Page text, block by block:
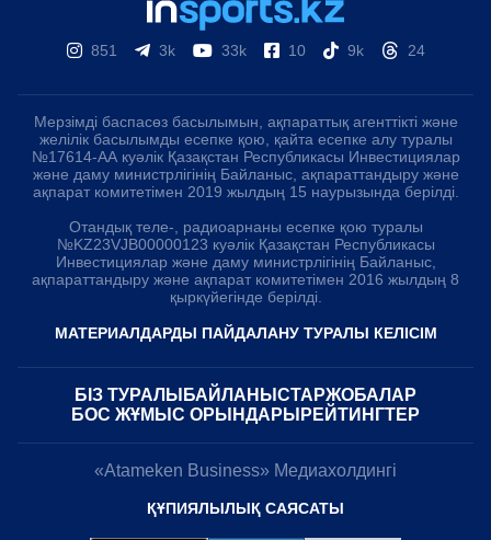
851 3k 33k 10 9k 24
Мерзімді баспасөз басылымын, ақпараттық агенттікті және
желілік басылымды есепке қою, қайта есепке алу туралы
№17614-АА куәлік Қазақстан Республикасы Инвестициялар
және даму министрлігінің Байланыс, ақпараттандыру және
ақпарат комитетімен 2019 жылдың 15 наурызында берілді.
Отандық теле-, радиоарнаны есепке қою туралы
№KZ23VJB00000123 куәлік Қазақстан Республикасы
Инвестициялар және даму министрлігінің Байланыс,
ақпараттандыру және ақпарат комитетімен 2016 жылдың 8
қыркүйегінде берілді.
МАТЕРИАЛДАРДЫ ПАЙДАЛАНУ ТУРАЛЫ КЕЛІСІМ
БІЗ ТУРАЛЫ БАЙЛАНЫСТАРЖОБАЛАР
БОС ЖҰМЫС ОРЫНДАРЫ РЕЙТИНГТЕР
«Atameken Business» Медиахолдингі
ҚҰПИЯЛЫЛЫҚ САЯСАТЫ